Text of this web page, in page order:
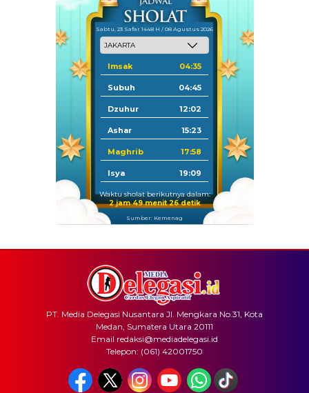
Sabtu, 23 Safar 1448 H / 08 Agustus 2026
Imsak 04:35
Subuh 04:45
Dzuhur 12:02
Ashar 15:23
Maghrib 17:58
Isya 19:09
Waktu sholat berikutnya dalam:
2 jam 49 menit 26 detik
Sumber: Kemenag
PT. Media Delegasi Nusantara Jl. Mengkara No.31, Kota
Medan, Sumatera Utara 20111
Email redaksi@mediadelegasi.id
Telepon: (061) 42001750